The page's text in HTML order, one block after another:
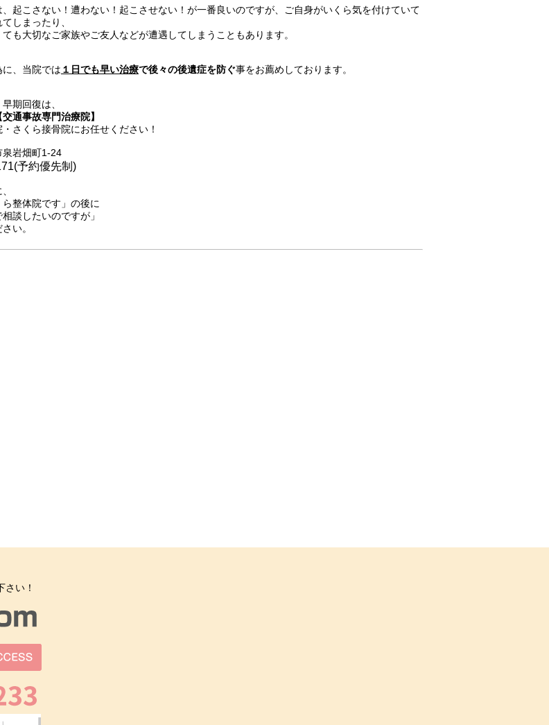
起こさない！遭わない！起こさせない！が一番良いのですが、ご自身がいくら気を付けていて
しまったり、
ても大切なご家族やご友人などが遭遇してしまうこともあります。
、当院では １日でも早い治療で後々の後遺症を防ぐ事をお薦めしております。
期回復は、
通事故専門治療院】
さくら接骨院にお任せください！
泉岩畑町1-24
予約優先制)
ら整体院です」の後に
相談したいのですが」
い。
い！